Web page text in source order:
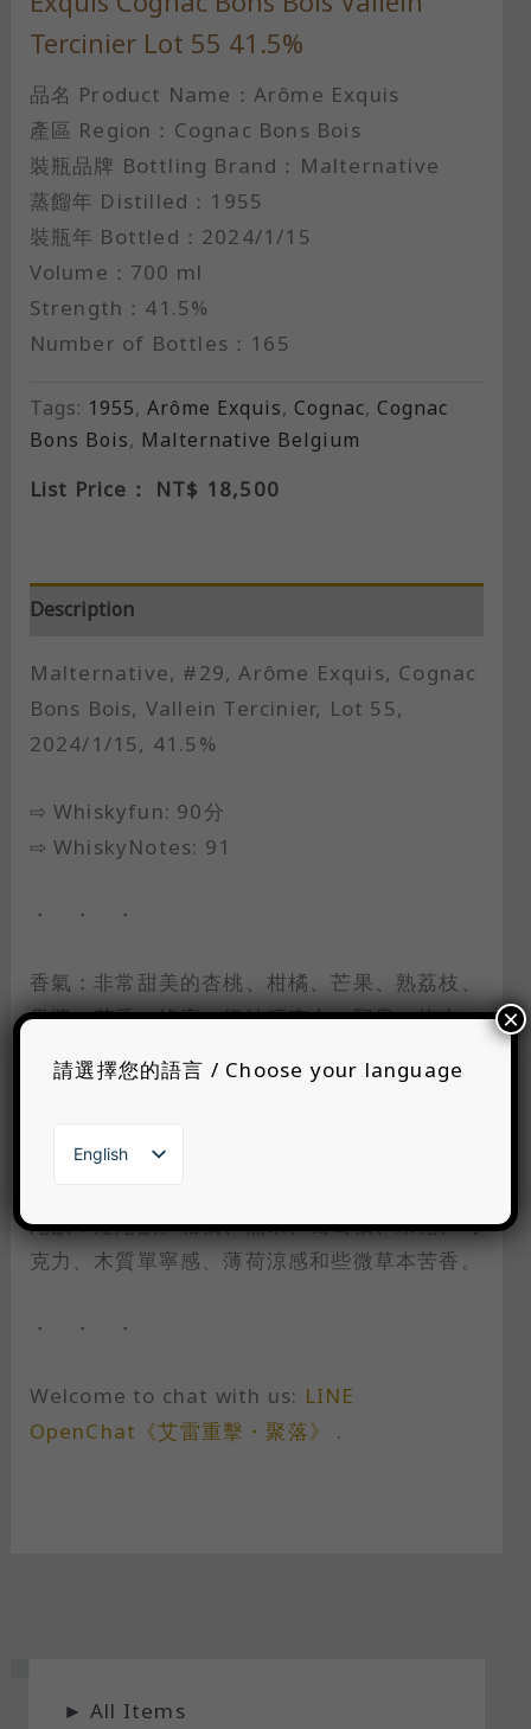
Tercinier Lot 55 41.5%
品名 Product Name：Arôme Exquis
產區 Region：Cognac Bons Bois
裝瓶品牌 Bottling Brand：Malternative
蒸餾年 Distilled：1955
裝瓶年 Bottled：2024/1/15
Volume：700 ml
Strength：41.5%
Number of Bottles：165
Tags: 1955, Arôme Exquis, Cognac, Cognac
Bons Bois, Malternative Belgium
List Price： NT$ 18,500
Description
Malternative, #29, Arôme Exquis, Cognac
Bons Bois, Vallein Tercinier, Lot 55,
2024/1/15, 41.5%
⇨ Whiskyfun: 90分
⇨ WhiskyNotes: 91
・ ・ ・
香氣：非常甜美的杏桃、柑橘、芒果、熟荔枝、
果醬、花香、蜂蜜、奶油巧克力、堅果、烤杏
仁、香草、肉桂、礦物感與辛香料。
口感：輕柔口感。葡萄柚、柑橘、芒果、荔枝、
巧克力、堅果、木質、薄荷與荳蔻。
尾韻：短尾韻。柑橘、熟果、葡萄柚、果乾、巧
克力、木質單寧感、薄荷涼感和些微草本苦香。
・ ・ ・
Welcome to chat with us: LINE
OpenChat《艾雷重擊・聚落》
.
►All Items
請選擇您的語言 / Choose your language
English
繁體中文
한국어
×